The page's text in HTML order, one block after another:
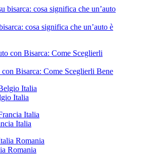
cosa significa che un’auto è
Bisarca: Come Sceglierli Bene
Italia
Italia
Romania